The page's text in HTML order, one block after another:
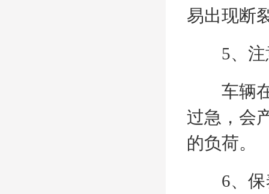
易出现断
5、注
车辆在
过急，会
的负荷。
6、保